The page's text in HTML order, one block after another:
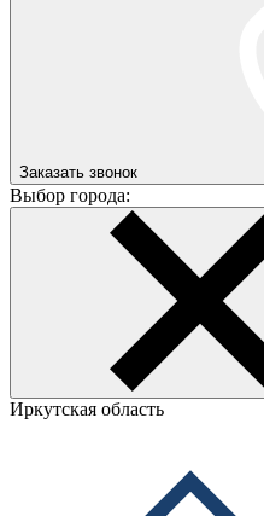
Заказать звонок
Выбор города:
Иркутская область